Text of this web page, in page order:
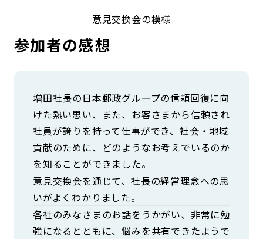
意見交換会の模様
参加者の感想
増田社長の日本郵政グループの信頼回復に向
けた熱い思い、また、お客さまから信頼され
社員が誇りを持って仕事ができ、社会・地域
貢献のために、どのようなお考えでいるのか
を知ることができました。
意見交換会を通じて、社長の経営理念への思
いがよくわかりました。
各社のみなさまのお話をうかがい、非常に勉
強になるとともに、悩みを共有できたようで